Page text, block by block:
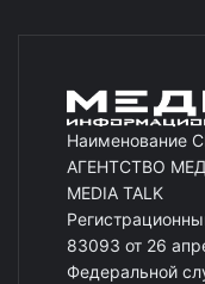
АГЕНТСТВО
MEDIA TALK
83093 от 26
Федеральной